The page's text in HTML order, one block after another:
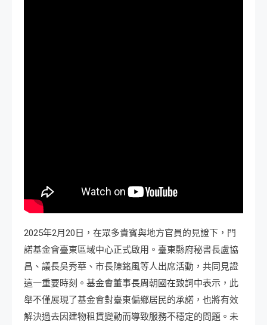
2025年2月20日，在眾多貴賓與地方官員的見證下，門
諾基金會臺東區域中心正式啟用。臺東縣府秘書長盧協
昌、議長吳秀華、市長陳銘風等人出席活動，共同見證
這一重要時刻。基金會董事長周朝國在致詞中表示，此
舉不僅展現了基金會對臺東偏鄉居民的承諾，也將有效
解決過去因建物租賃變動而導致服務不穩定的問題。未